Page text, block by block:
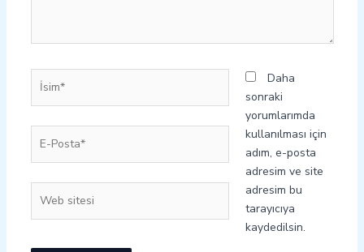
İsim*
Posta*
sitesi
Daha
sonraki
yorumlarımda
kullanılması için
adım, e-posta
adresim ve site
adresim bu
tarayıcıya
kaydedilsin.